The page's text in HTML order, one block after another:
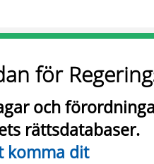
för
och
rättsdatabaser.
komma dit